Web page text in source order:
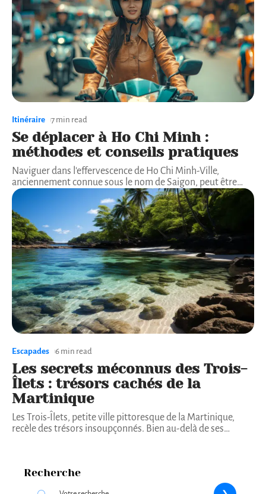
Itinéraire 7 min read
Se déplacer à Ho Chi Minh :
méthodes et conseils pratiques
Naviguer dans l'effervescence de Ho Chi Minh-Ville,
anciennement connue sous le nom de Saigon, peut être…
Escapades 6 min read
Les secrets méconnus des Trois-
Îlets : trésors cachés de la
Martinique
Les Trois-Îlets, petite ville pittoresque de la Martinique,
recèle des trésors insoupçonnés. Bien au-delà de ses…
Recherche